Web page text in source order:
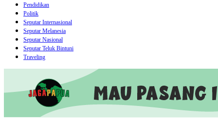
Pendidikan
Politik
Seputar Internasional
Seputar Melanesia
Seputar Nasional
Seputar Teluk Bintuni
Traveling